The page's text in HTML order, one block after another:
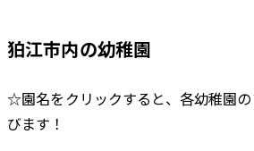
狛江市内の幼稚園
☆園名をクリックすると、各幼稚園
びます！